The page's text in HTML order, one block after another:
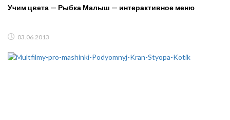
Учим цвета — Рыбка Малыш — интерактивное меню
03.06.2013